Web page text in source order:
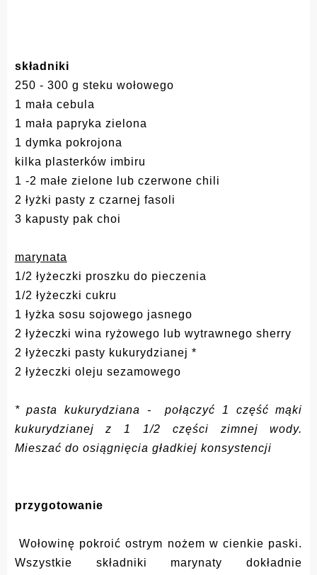
składniki
250 - 300 g steku wołowego
1 mała cebula
1 mała papryka zielona
1 dymka pokrojona
kilka plasterków imbiru
1 -2 małe zielone lub czerwone chili
2 łyżki pasty z czarnej fasoli
3 kapusty pak choi
marynata
1/2 łyżeczki proszku do pieczenia
1/2 łyżeczki cukru
1 łyżka sosu sojowego jasnego
2 łyżeczki wina ryżowego lub wytrawnego sherry
2 łyżeczki pasty kukurydzianej *
2 łyżeczki oleju sezamowego
* pasta kukurydziana - połączyć 1 część mąki
kukurydzianej z 1 1/2 części zimnej wody.
Mieszać do osiągnięcia gładkiej konsystencji
przygotowanie
Wołowinę pokroić ostrym nożem w cienkie paski.
Wszystkie składniki marynaty dokładnie